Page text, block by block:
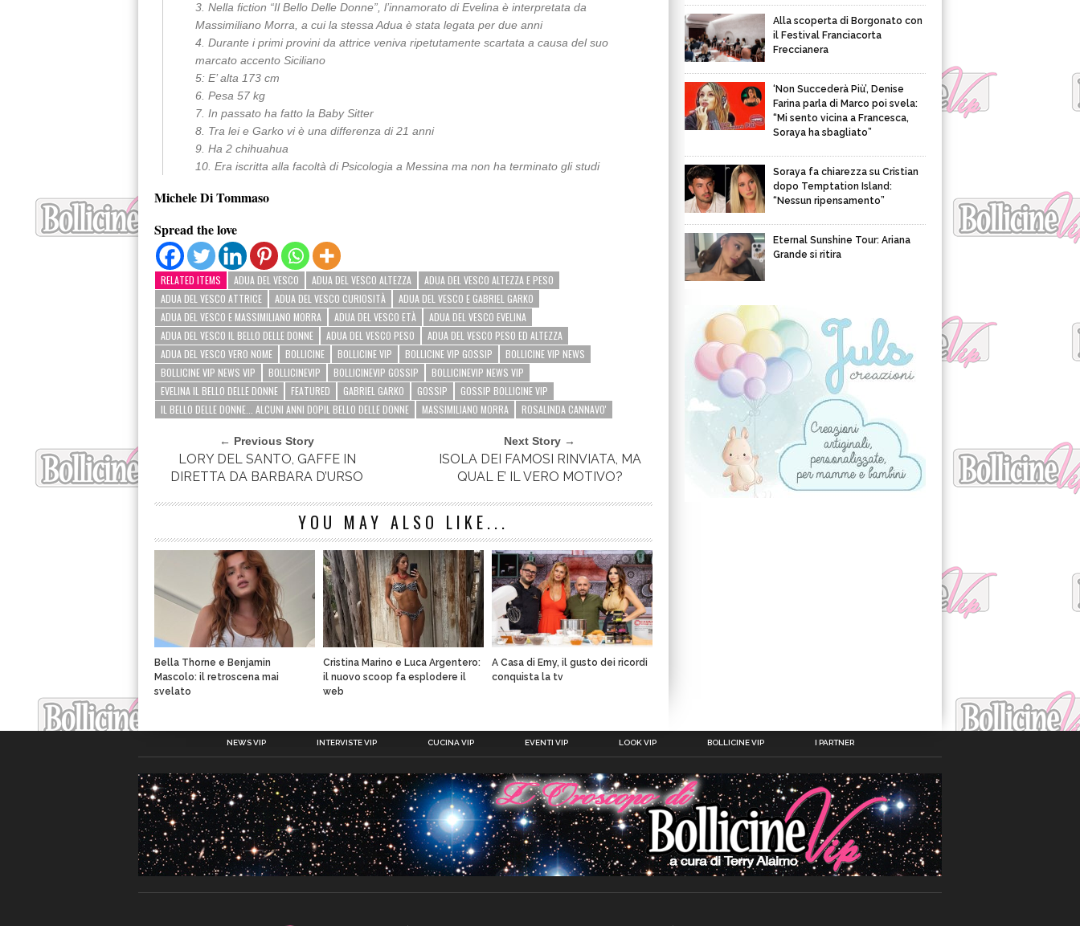
3. Nella fiction “Il Bello Delle Donne”, l’innamorato di Evelina è interpretata da
Massimiliano Morra, a cui la stessa Adua è stata legata per due anni
4. Durante i primi provini da attrice veniva ripetutamente scartata a causa del suo
marcato accento Siciliano
5: E’ alta 173 cm
6. Pesa 57 kg
7. In passato ha fatto la Baby Sitter
8. Tra lei e Garko vi è una differenza di 21 anni
9. Ha 2 chihuahua
10. Era iscritta alla facoltà di Psicologia a Messina ma non ha terminato gli studi
Michele Di Tommaso
Spread the love
RELATED ITEMS ADUA DEL VESCO ADUA DEL VESCO ALTEZZA
ADUA DEL VESCO ALTEZZA E PESO
ADUA DEL VESCO ATTRICE
ADUA DEL VESCO CURIOSITÀ
ADUA DEL VESCO E GABRIEL GARKO
ADUA DEL VESCO E MASSIMILIANO MORRA
ADUA DEL VESCO ETÀ
ADUA DEL VESCO EVELINA
ADUA DEL VESCO IL BELLO DELLE DONNE
ADUA DEL VESCO PESO
ADUA DEL VESCO PESO ED ALTEZZA
ADUA DEL VESCO VERO NOME
BOLLICINE BOLLICINE VIP BOLLICINE VIP GOSSIP
BOLLICINE VIP NEWS
BOLLICINE VIP NEWS VIP
BOLLICINEVIP BOLLICINEVIP GOSSIP
BOLLICINEVIP NEWS VIP
EVELINA IL BELLO DELLE DONNE
FEATURED GABRIEL GARKO GOSSIP
GOSSIP BOLLICINE VIP
IL BELLO DELLE DONNE... ALCUNI ANNI DOPIL BELLO DELLE DONNE
MASSIMILIANO MORRA ROSALINDA CANNAVO'
← Previous Story
LORY DEL SANTO, GAFFE IN
DIRETTA DA BARBARA D’URSO
Next Story →
ISOLA DEI FAMOSI RINVIATA, MA
QUAL E’ IL VERO MOTIVO?
YOU MAY ALSO LIKE...
Bella Thorne e Benjamin
Mascolo: il retroscena mai
svelato
Cristina Marino e Luca Argentero:
il nuovo scoop fa esplodere il
web
A Casa di Emy, il gusto dei ricordi
conquista la tv
Alla scoperta di Borgonato con
il Festival Franciacorta
Freccianera
‘Non Succederà Più’, Denise
Farina parla di Marco poi svela:
“Mi sento vicina a Francesca,
Soraya ha sbagliato”
Soraya fa chiarezza su Cristian
dopo Temptation Island:
“Nessun ripensamento”
Eternal Sunshine Tour: Ariana
Grande si ritira
NEWS VIP INTERVISTE VIP CUCINA VIP EVENTI VIP LOOK VIP BOLLICINE VIP I PARTNER